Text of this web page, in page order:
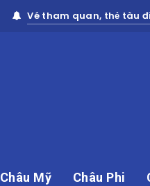
Vé tham quan, thẻ tàu
Châu Mỹ Châu Phi